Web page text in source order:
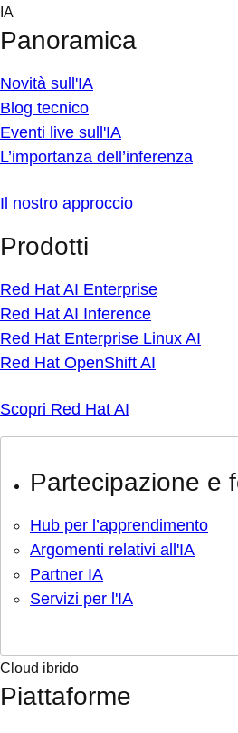
Skip
content
IA
Panoramica
Novità sull'IA
Blog tecnico
Eventi live sull'IA
L’importanza dell’inferenza
Il nostro approccio
Prodotti
Red Hat AI Enterprise
Red Hat AI Inference
Red Hat Enterprise Linux AI
Red Hat OpenShift AI
Scopri Red Hat AI
Partecipazione e
Hub per l’apprendimento
Argomenti relativi all'IA
Partner IA
Servizi per l'IA
Cloud ibrido
Piattaforme